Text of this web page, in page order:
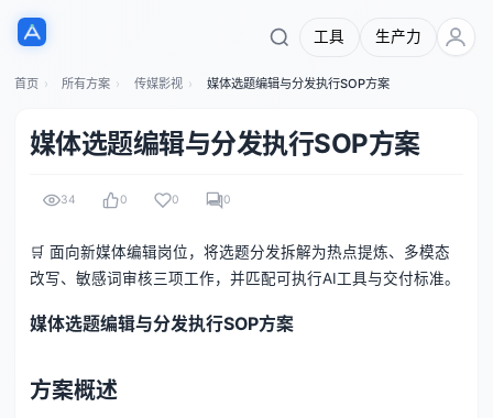
工具 生产力
首页 所有方案 传媒影视 媒体选题编辑与分发执行SOP方案
媒体选题编辑与分发执行SOP方案
34 0 0 0
🛒 面向新媒体编辑岗位，将选题分发拆解为热点提炼、多模态
改写、敏感词审核三项工作，并匹配可执行AI工具与交付标准。
媒体选题编辑与分发执行SOP方案
方案概述